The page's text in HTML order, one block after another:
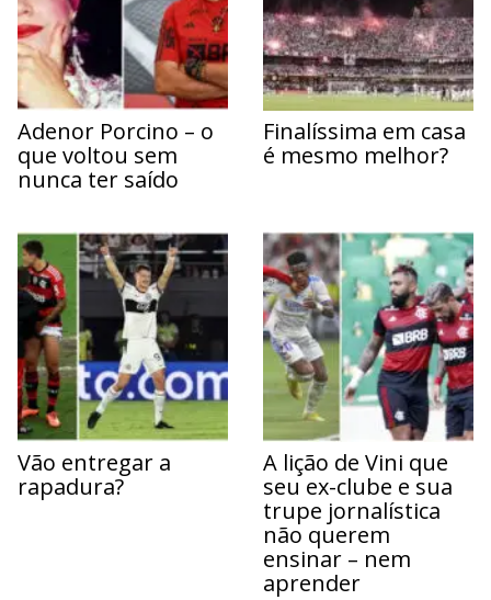
Adenor Porcino – o
que voltou sem
nunca ter saído
Finalíssima em casa
é mesmo melhor?
Vão entregar a
rapadura?
A lição de Vini que
seu ex-clube e sua
trupe jornalística
não querem
ensinar – nem
aprender